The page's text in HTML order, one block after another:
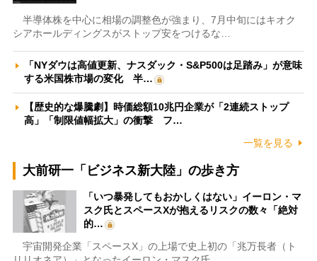
半導体株を中心に相場の調整色が強まり、7月中旬にはキオク
シアホールディングスがストップ安をつけるな…
「NYダウは高値更新、ナスダック・S&P500は足踏み」が意味
する米国株市場の変化 半…
【歴史的な爆騰劇】時価総額10兆円企業が「2連続ストップ
高」「制限値幅拡大」の衝撃 フ…
一覧を見る
大前研一「ビジネス新大陸」の歩き方
「いつ暴発してもおかしくはない」イーロン・マ
スク氏とスペースXが抱えるリスクの数々「絶対
的…
宇宙開発企業「スペースX」の上場で史上初の「兆万長者（ト